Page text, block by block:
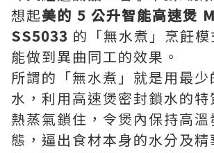
想起美的 5 公升智能高速煲
SS5033 的「無水煮」烹飪
能做到異曲同工的效果。
所謂的「無水煮」就是用最少
水，利用高速煲密封鎖水的特
熱蒸氣鎖住，令煲內保持高溫
態，逼出食材本身的水分及精